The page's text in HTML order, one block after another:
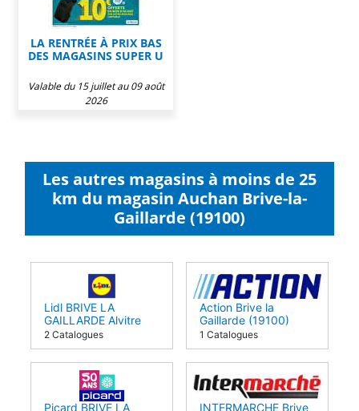
LA RENTRÉE À PRIX BAS
DES MAGASINS SUPER U
Valable du 15 juillet au 09 août
2026
Les autres magasins à moins de 25
km du magasin Auchan Brive-la-
Gaillarde (19100)
Lidl BRIVE LA
GAILLARDE Alvitre
(19100)
2 Catalogues
Action Brive la
Gaillarde (19100)
1 Catalogues
Picard BRIVE LA INTERMARCHE Brive